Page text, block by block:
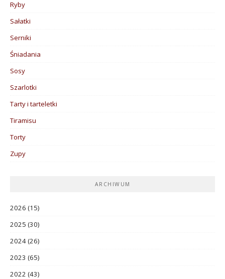
Ryby
Sałatki
Serniki
Śniadania
Sosy
Szarlotki
Tarty i tarteletki
Tiramisu
Torty
Zupy
ARCHIWUM
2026 (15)
2025 (30)
2024(26)
2023 (65)
2022 (43)